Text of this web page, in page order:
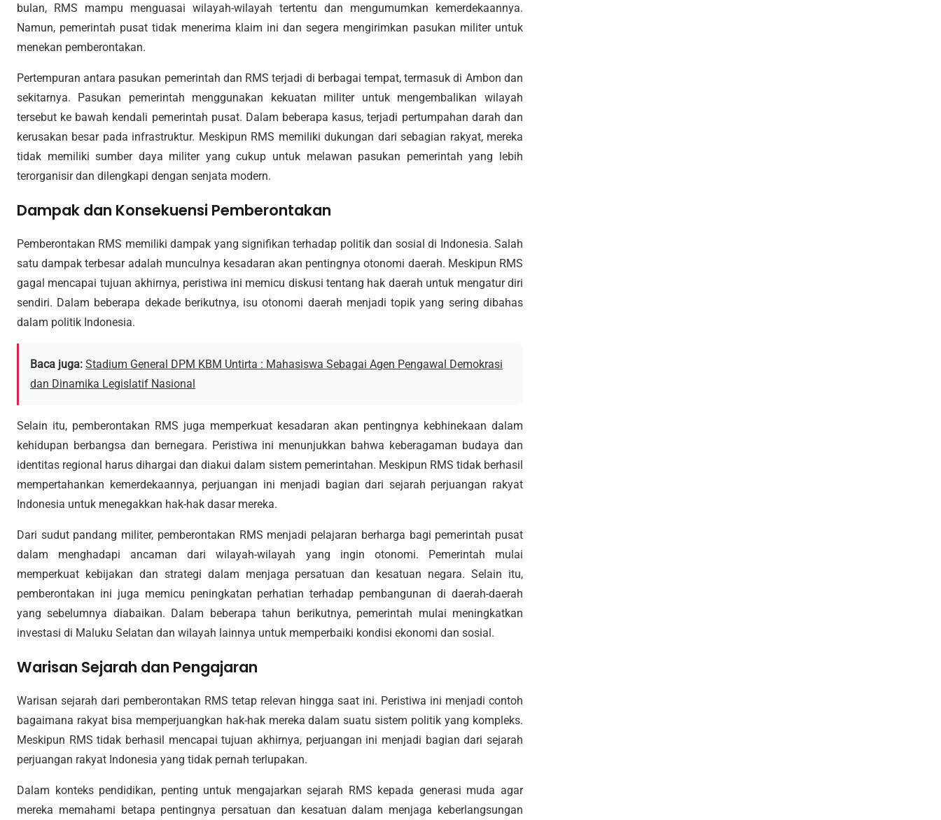
bulan, RMS mampu menguasai wilayah-wilayah tertentu dan mengumumkan kemerdekaannya.
Namun, pemerintah pusat tidak menerima klaim ini dan segera mengirimkan pasukan militer untuk
menekan pemberontakan.
Pertempuran antara pasukan pemerintah dan RMS terjadi di berbagai tempat, termasuk di Ambon dan
sekitarnya. Pasukan pemerintah menggunakan kekuatan militer untuk mengembalikan wilayah
tersebut ke bawah kendali pemerintah pusat. Dalam beberapa kasus, terjadi pertumpahan darah dan
kerusakan besar pada infrastruktur. Meskipun RMS memiliki dukungan dari sebagian rakyat, mereka
tidak memiliki sumber daya militer yang cukup untuk melawan pasukan pemerintah yang lebih
terorganisir dan dilengkapi dengan senjata modern.
Dampak dan Konsekuensi Pemberontakan
Pemberontakan RMS memiliki dampak yang signifikan terhadap politik dan sosial di Indonesia. Salah
satu dampak terbesar adalah munculnya kesadaran akan pentingnya otonomi daerah. Meskipun RMS
gagal mencapai tujuan akhirnya, peristiwa ini memicu diskusi tentang hak daerah untuk mengatur diri
sendiri. Dalam beberapa dekade berikutnya, isu otonomi daerah menjadi topik yang sering dibahas
dalam politik Indonesia.
Baca juga: Stadium General DPM KBM Untirta : Mahasiswa Sebagai Agen Pengawal Demokrasi
dan Dinamika Legislatif Nasional
Selain itu, pemberontakan RMS juga memperkuat kesadaran akan pentingnya kebhinekaan dalam
kehidupan berbangsa dan bernegara. Peristiwa ini menunjukkan bahwa keberagaman budaya dan
identitas regional harus dihargai dan diakui dalam sistem pemerintahan. Meskipun RMS tidak berhasil
mempertahankan kemerdekaannya, perjuangan ini menjadi bagian dari sejarah perjuangan rakyat
Indonesia untuk menegakkan hak-hak dasar mereka.
Dari sudut pandang militer, pemberontakan RMS menjadi pelajaran berharga bagi pemerintah pusat
dalam menghadapi ancaman dari wilayah-wilayah yang ingin otonomi. Pemerintah mulai
memperkuat kebijakan dan strategi dalam menjaga persatuan dan kesatuan negara. Selain itu,
pemberontakan ini juga memicu peningkatan perhatian terhadap pembangunan di daerah-daerah
yang sebelumnya diabaikan. Dalam beberapa tahun berikutnya, pemerintah mulai meningkatkan
investasi di Maluku Selatan dan wilayah lainnya untuk memperbaiki kondisi ekonomi dan sosial.
Warisan Sejarah dan Pengajaran
Warisan sejarah dari pemberontakan RMS tetap relevan hingga saat ini. Peristiwa ini menjadi contoh
bagaimana rakyat bisa memperjuangkan hak-hak mereka dalam suatu sistem politik yang kompleks.
Meskipun RMS tidak berhasil mencapai tujuan akhirnya, perjuangan ini menjadi bagian dari sejarah
perjuangan rakyat Indonesia yang tidak pernah terlupakan.
Dalam konteks pendidikan, penting untuk mengajarkan sejarah RMS kepada generasi muda agar
mereka memahami betapa pentingnya persatuan dan kesatuan dalam menjaga keberlangsungan